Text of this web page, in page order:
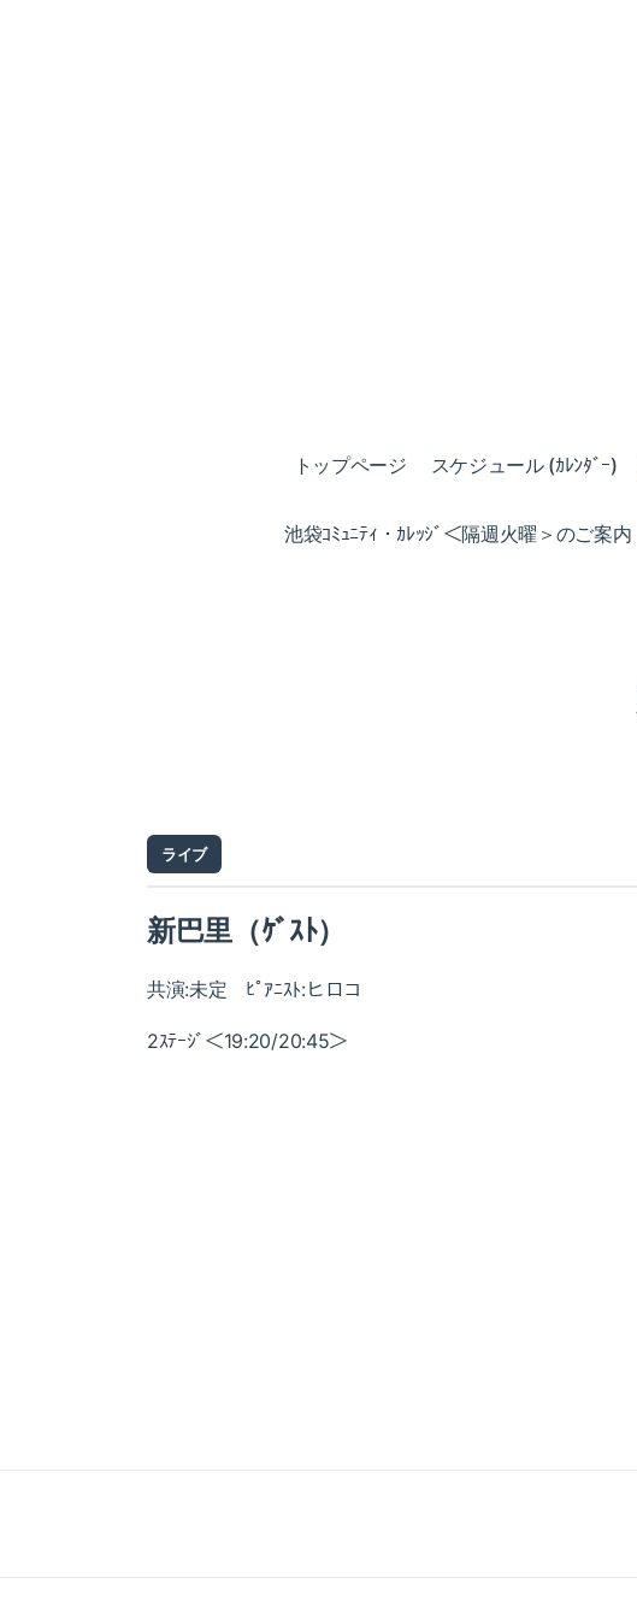
トップページ スケジュール (ｶﾚﾝﾀﾞｰ)
池袋ｺﾐｭﾆﾃｨ・ｶﾚｯｼﾞ＜隔週火曜＞のご案内
ライブ
新巴里（ｹﾞｽﾄ）
共演:未定 ﾋﾟｱﾆｽﾄ:ヒロコ
2ｽﾃｰｼﾞ＜19:20/20:45＞